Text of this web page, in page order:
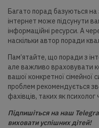
Багато порад базуються на
інтернет може підсунути
інформаційні ресурси. А
наскільки автор поради
Пам’ятайте, що поради з
але важливо враховувати
вашої конкретної сімейної
проблем рекомендується
фахівців, таких як
Підпишіться на наш
виховати успішних дітей!